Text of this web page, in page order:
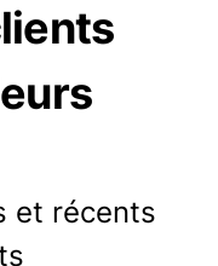
et récents